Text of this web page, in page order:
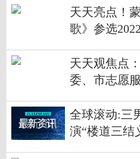
天天亮点！
歌》参选
天天观焦点
委、市志愿
全球滚动:三
演“楼道三结